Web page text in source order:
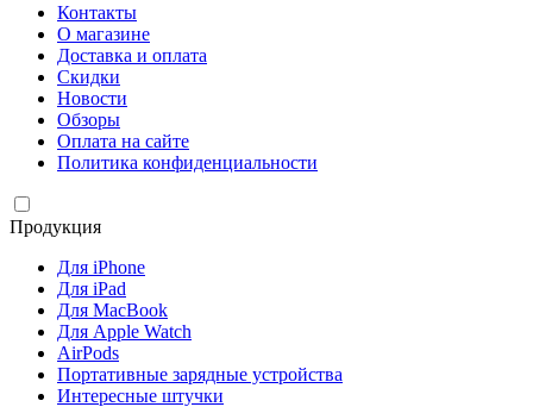
Контакты
О магазине
Доставка и оплата
Скидки
Новости
Обзоры
Оплата на сайте
Политика конфиденциальности
Продукция
Для iPhone
Для iPad
Для MacBook
Для Apple Watch
AirPods
Портативные зарядные устройства
Интересные штучки